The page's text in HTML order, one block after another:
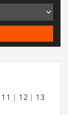
11 | 12| 13